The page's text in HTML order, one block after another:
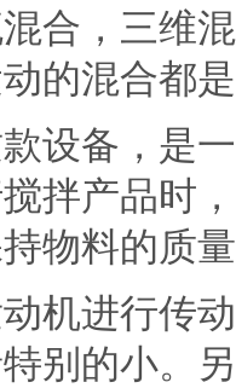
合，三维
的混合都
备，是一
拌产品时
物料的质
进行传动
别的小。